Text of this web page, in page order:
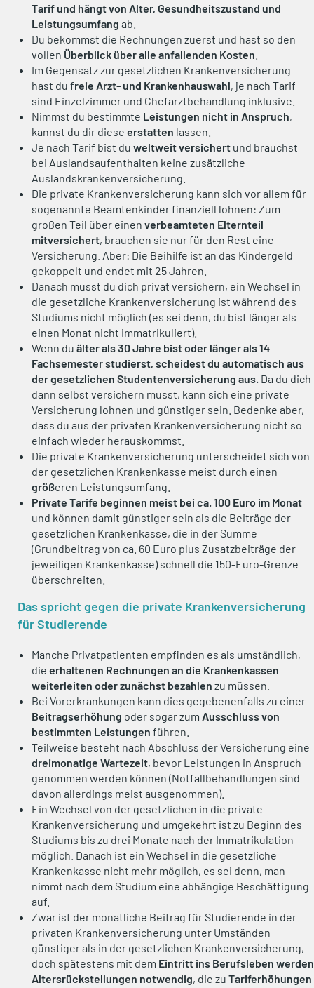
Tarif und hängt von Alter, Gesundheitszustand und
Leistungsumfang ab.
Du bekommst die Rechnungen zuerst und hast so den
vollen Überblick über alle anfallenden Kosten
Im Gegensatz zur gesetzlichen Krankenversicherung
hast du freie Arzt- und Krankenhauswahl, je nach Tarif
sind Einzelzimmer und Chefarztbehandlung inklusive.
Nimmst du bestimmte Leistungen nicht in Anspruch,
kannst du dir diese erstatten lassen.
Je nach Tarif bist du weltweit versichert und brauchst
bei Auslandsaufenthalten keine zusätzliche
Auslandskrankenversicherung.
Die private Krankenversicherung kann sich vor allem für
sogenannte Beamtenkinder finanziell lohnen: Zum
großen Teil über einen verbeamteten Elternteil
mitversichert, brauchen sie nur für den Rest eine
Versicherung. Aber: Die Beihilfe ist an das Kindergeld
gekoppelt und endet mit 25 Jahren
Danach musst du dich privat versichern, ein Wechsel in
die gesetzliche Krankenversicherung ist während des
Studiums nicht möglich (es sei denn, du bist länger als
einen Monat nicht immatrikuliert).
Wenn du älter als 30 Jahre bist oder länger als 14
Fachsemester studierst, scheidest du automatisch aus
der gesetzlichen Studentenversicherung aus. Da du dich
dann selbst versichern musst, kann sich eine private
Versicherung lohnen und günstiger sein. Bedenke aber,
dass du aus der privaten Krankenversicherung nicht so
einfach wieder herauskommst.
Die private Krankenversicherung unterscheidet sich von
der gesetzlichen Krankenkasse meist durch einen
größeren Leistungsumfang.
Private Tarife beginnen meist bei ca. 100 Euro im Monat
und können damit günstiger sein als die Beiträge der
gesetzlichen Krankenkasse, die in der Summe
(Grundbeitrag von ca. 60 Euro plus Zusatzbeiträge der
jeweiligen Krankenkasse) schnell die 150-Euro-Grenze
überschreiten.
Das spricht gegen die private Krankenversicherung
für Studierende
Manche Privatpatienten empfinden es als umständlich,
die erhaltenen Rechnungen an die Krankenkassen
weiterleiten oder zunächst bezahlen zu müssen.
Bei Vorerkrankungen kann dies gegebenenfalls zu einer
Beitragserhöhung oder sogar zum Ausschluss von
bestimmten Leistungen führen.
Teilweise besteht nach Abschluss der Versicherung eine
dreimonatige Wartezeit, bevor Leistungen in Anspruch
genommen werden können (Notfallbehandlungen sind
davon allerdings meist ausgenommen).
Ein Wechsel von der gesetzlichen in die private
Krankenversicherung und umgekehrt ist zu Beginn des
Studiums bis zu drei Monate nach der Immatrikulation
möglich. Danach ist ein Wechsel in die gesetzliche
Krankenkasse nicht mehr möglich, es sei denn, man
nimmt nach dem Studium eine abhängige Beschäftigung
auf.
Zwar ist der monatliche Beitrag für Studierende in der
privaten Krankenversicherung unter Umständen
günstiger als in der gesetzlichen Krankenversicherung,
doch spätestens mit dem Eintritt ins Berufsleben werden
Altersrückstellungen notwendig, die zu Tariferhöhungen